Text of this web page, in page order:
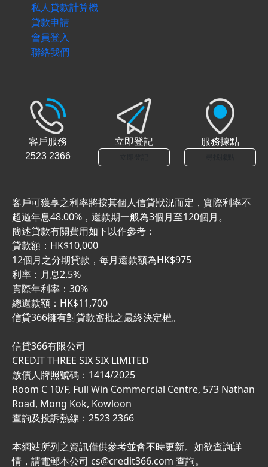
私人貸款計算機
貸款申請
會員登入
聯絡我們
客戶服務
2523 2366
立即登記 服務據點
客戶可獲享之利率將按其個人信貸狀況而定，實際利率不
超過年息48.00%，還款期一般為3個月至120個月。
簡述貸款有關費用如下以作參考：
貸款額：HK$10,000
12個月之分期貸款，每月還款額為HK$975
利率：月息2.5%
實際年利率：30%
總還款額：HK$11,700
信貸366擁有對貸款審批之最終決定權。
信貸366有限公司
CREDIT THREE SIX SIX LIMITED
放債人牌照號碼：1414/2025
Room C 10/F, Full Win Commercial Centre, 573 Nathan
Road, Mong Kok, Kowloon
查詢及投訴熱線：2523 2366
本網站所列之資訊僅供參考並會不時更新。如欲查詢詳
情，請電郵本公司 cs@credit366.com 查詢。